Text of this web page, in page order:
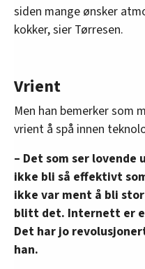
siden mange ønsker
kokker, sier Tørresen.
Vrient
Men han bemerker som
vrient å spå innen
– Det som ser lovende
ikke bli så effektivt
ikke var ment å bli
blitt det. Internett er
Det har jo
han.